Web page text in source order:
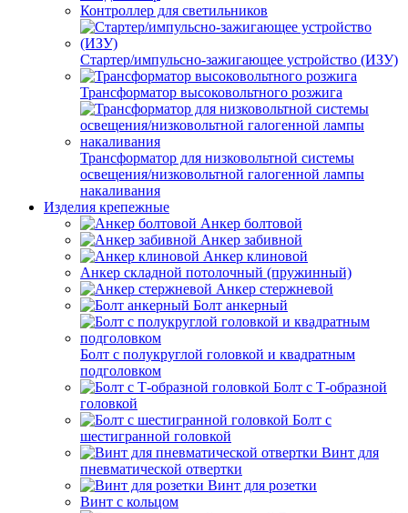
Контроллер для светильников
Стартер/импульсно-зажигающее устройство (ИЗУ)
Трансформатор высоковольтного розжига
Трансформатор для низковольтной системы
освещения/низковольтной галогенной лампы
накаливания
Изделия крепежные
Анкер болтовой
Анкер забивной
Анкер клиновой
Анкер складной потолочный (пружинный)
Анкер стержневой
Болт анкерный
Болт с полукруглой головкой и квадратным
подголовком
Болт с Т-образной
головкой
Болт с
шестигранной головкой
Винт для
пневматической отвертки
Винт для розетки
Винт с кольцом